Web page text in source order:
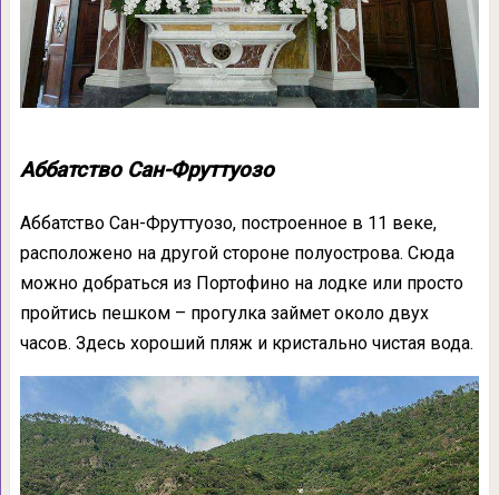
Аббатство Сан-Фруттуозо
Аббатство Сан-Фруттуозо, построенное в 11 веке,
расположено на другой стороне полуострова. Сюда
можно добраться из Портофино на лодке или просто
пройтись пешком – прогулка займет около двух
часов. Здесь хороший пляж и кристально чистая вода.